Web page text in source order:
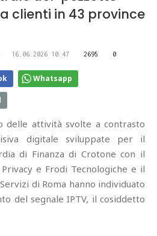
clienti in 43 province
16.06.2026 10:47 2695 0
Whatsapp
delle attività svolte a contrasto
digitale sviluppate per il
di Finanza di Crotone con il
e Frodi Tecnologiche e il
di Roma hanno individuato
del segnale IPTV, il cosiddetto